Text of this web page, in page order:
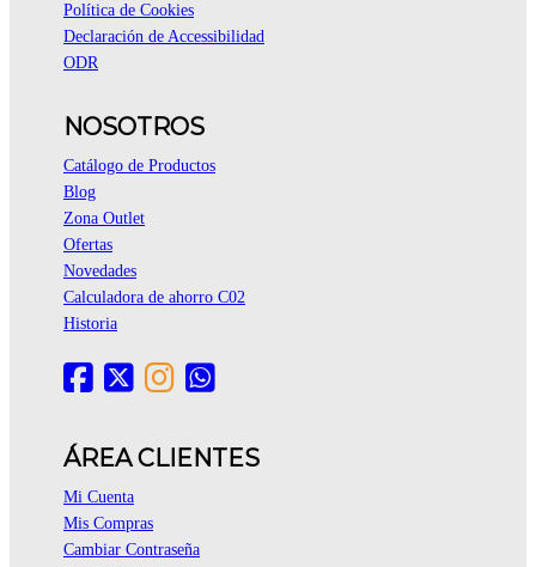
Política de Cookies
Declaración de Accessibilidad
ODR
NOSOTROS
Catálogo de Productos
Blog
Zona Outlet
Ofertas
Novedades
Calculadora de ahorro C02
Historia
ÁREA CLIENTES
Mi Cuenta
Mis Compras
Cambiar Contraseña